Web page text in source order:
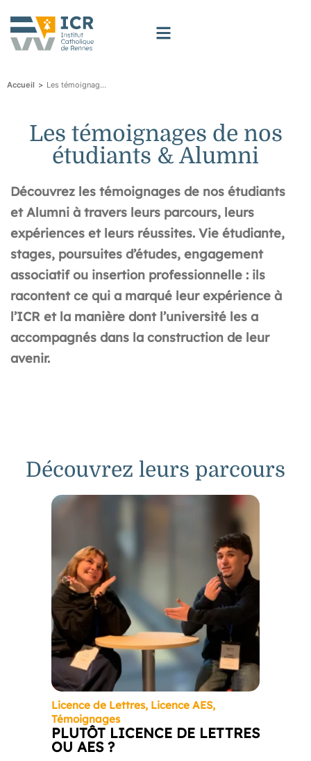
Accueil > Les témoignages de nos étudiants & Alumni
Les témoignages de nos
étudiants & Alumni
Découvrez les témoignages de nos étudiants
et Alumni à travers leurs parcours, leurs
expériences et leurs réussites. Vie étudiante,
stages, poursuites d’études, engagement
associatif ou insertion professionnelle : ils
racontent ce qui a marqué leur expérience à
l’ICR et la manière dont l’université les a
accompagnés dans la construction de leur
avenir.
Découvrez leurs parcours
Licence de Lettres, Licence AES,
Témoignages
PLUTÔT LICENCE DE LETTRES
OU AES ?